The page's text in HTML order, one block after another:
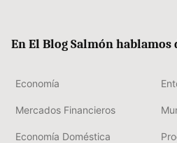
En El Blog Salmón hablamos
Economía
Mercados Financieros
Economía Doméstica